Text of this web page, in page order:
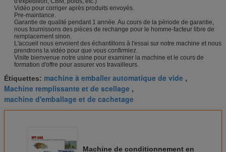
Vidéo pour corriger après produits envoyés.
Pre-maintance.
Garantie de qualité pendant 1 année. Au cours de la période de garantie,
nous fournissons des pièces de rechange pour le homme-facteur libre de
remplacement sinon.
L'accueil nous envoient des échantillons à l'essai sur notre machine et nous
prendrons la vidéo pour que vous confirmiez.
Visite bienvenue notre usine pour examiner la machine et le cours de
formation d'offre pour assurer vos travailleurs.
Étiquettes: machine à emballer automatique de vide ,
Machine remplissante et de scellage ,
machine d'emballage et de cachetage
Machine de conditionnement en